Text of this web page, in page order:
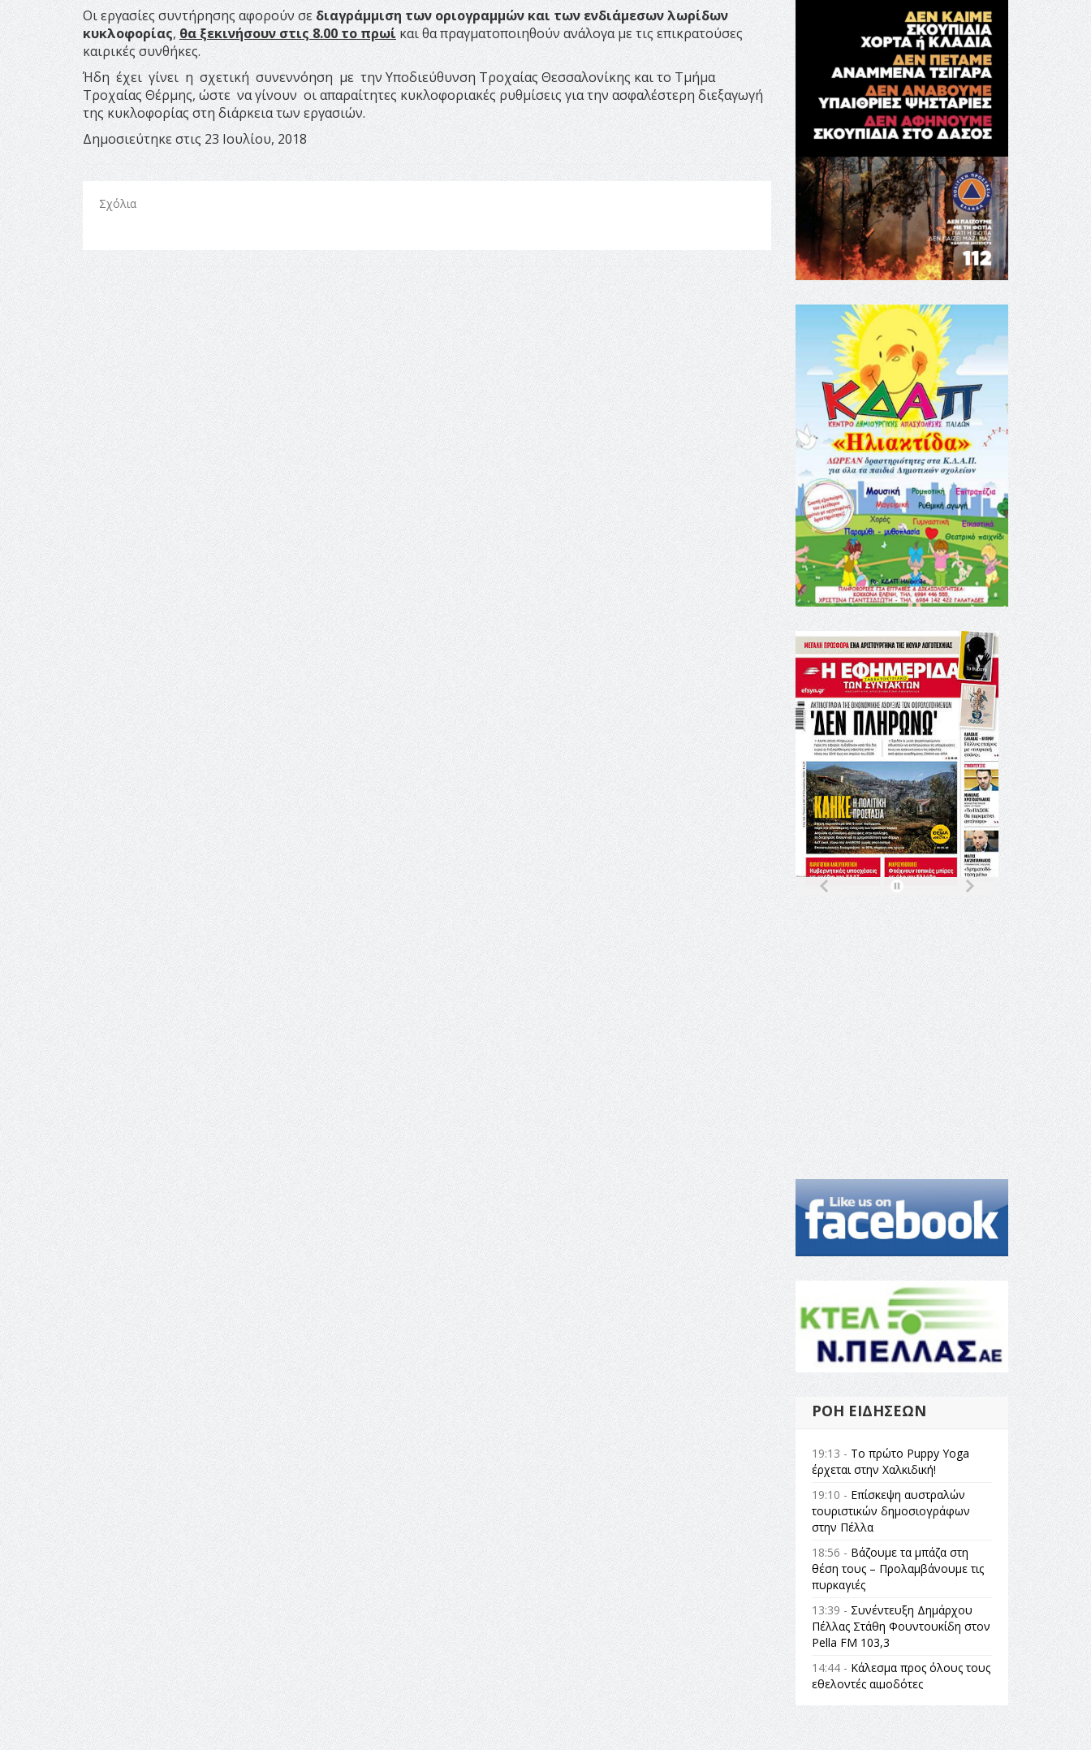
Οι εργασίες συντήρησης αφορούν σε διαγράμμιση των οριογραμμών και των ενδιάμεσων λωρίδων
κυκλοφορίας, θα ξεκινήσουν στις 8.00 το πρωί και θα πραγματοποιηθούν ανάλογα με τις επικρατούσες
καιρικές συνθήκες.
Ήδη έχει γίνει η σχετική συνεννόηση με την Υποδιεύθυνση Τροχαίας Θεσσαλονίκης και το Τμήμα
Τροχαίας Θέρμης, ώστε να γίνουν οι απαραίτητες κυκλοφοριακές ρυθμίσεις για την ασφαλέστερη διεξαγωγή
της κυκλοφορίας στη διάρκεια των εργασιών.
Δημοσιεύτηκε στις 23 Ιουλίου, 2018
Σχόλια
ΡΟΉ ΕΙΔΉΣΕΩΝ
19:13 - Το πρώτο Puppy Yoga
έρχεται στην Χαλκιδική!
19:10 - Επίσκεψη αυστραλών
τουριστικών δημοσιογράφων
στην Πέλλα
18:56 - Βάζουμε τα μπάζα στη
θέση τους – Προλαμβάνουμε τις
πυρκαγιές
13:39 - Συνέντευξη Δημάρχου
Πέλλας Στάθη Φουντουκίδη στον
Pella FM 103,3
14:44 - Κάλεσμα προς όλους τους
εθελοντές αιμοδότες
14:23 -Όλη η Ελλάδα ένας
πολιτισμός Μουσική
εγκατάσταση Πόλεμος και